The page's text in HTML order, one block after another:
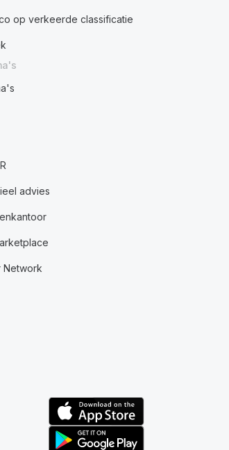
op verkeerde classificatie
advies
Network